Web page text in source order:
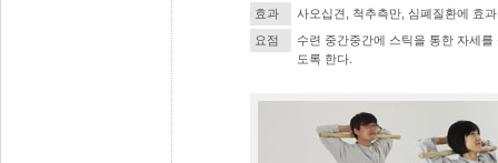
효과
사오십견, 척추측만, 심폐질환에 효
요점
수련 중간중간에 스틱을 통한 자세
도록 한다.